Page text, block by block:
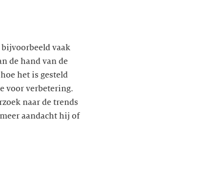
vaak
de hand van de
het is gesteld
voor verbetering.
naar de trends
aandacht hij of